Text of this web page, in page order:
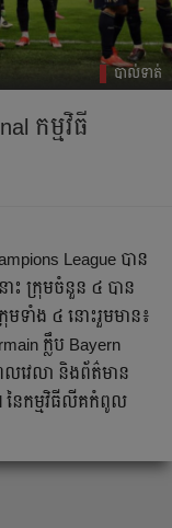
បាល់ទាត់
កម្មវិធី
League បាន​
ះ ក្រុម​ចំនួន ៤ បាន​
ម​ទាំង ៤ នោះ​រួម​មាន៖
ក្លឹប Bayern
ល​វេលា និង​ព័ត៌មាន​
នៃ​កម្មវិធី​លីគ​កំពូល​